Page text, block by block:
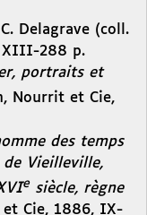
Delagrave (coll.
XIII-288 p.
portraits et
Nourrit et Cie,
des temps
de Vieilleville,
e siècle, règne
et Cie, 1886, IX-